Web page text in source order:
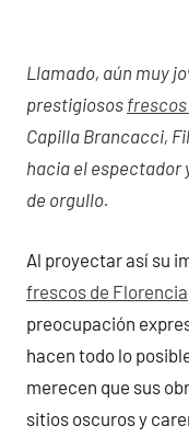
Llamado, aún muy
prestigiosos
Capilla Brancacci,
hacia el espectador
de orgullo.
Al proyectar así su
frescos de Florencia
preocupación
hacen todo lo
merecen que sus
sitios oscuros y